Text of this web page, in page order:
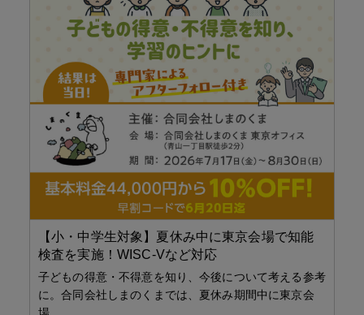
【小・中学生対象】夏休み中に東京会場で知能
検査を実施！WISC-Vなど対応
子どもの得意・不得意を知り、今後について考える参考
に。合同会社しまのくまでは、夏休み期間中に東京会